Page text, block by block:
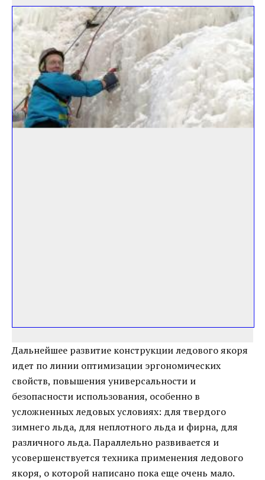
Дальнейшее развитие конструкции ледового якоря
идет по линии оптимизации эргономических
свойств, повышения универсальности и
безопасности использования, особенно в
усложненных ледовых условиях: для твердого
зимнего льда, для неплотного льда и фирна, для
различного льда. Параллельно развивается и
усовершенствуется техника применения ледового
якоря, о которой написано пока еще очень мало.